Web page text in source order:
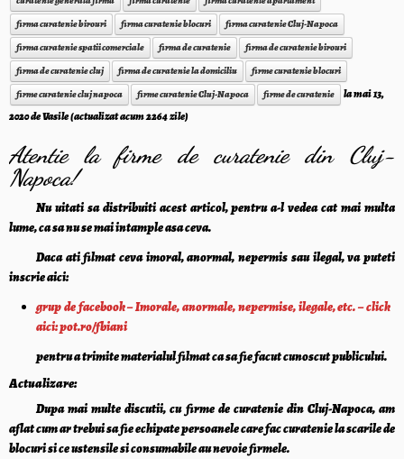
firma curatenie birouri
firma curatenie blocuri
firma curatenie Cluj-Napoca
firma curatenie spatii comerciale
firma de curatenie
firma de curatenie birouri
firma de curatenie cluj
firma de curatenie la domiciliu
firme curatenie blocuri
firme curatenie cluj napoca
firme curatenie Cluj-Napoca firme de curatenie lamai 13,
2020deVasile(actualizat acum 2264 zile)
Atentie la firme de curatenie din Cluj-
Napoca!
Nu uitati sa distribuiti acest articol, pentru a-l vedea cat mai multa
lume, ca sa nu se mai intample asa ceva.
Daca ati filmat ceva imoral, anormal, nepermis sau ilegal, va puteti
inscrie aici:
grup de facebook – Imorale, anormale, nepermise, ilegale, etc. – click
aici: pot.ro/fbiani
pentru a trimite materialul filmat ca sa fie facut cunoscut publicului.
Actualizare:
Dupa mai multe discutii, cu firme de curatenie din Cluj-Napoca, am
aflat cum ar trebui sa fie echipate persoanele care fac curatenie la scarile de
blocuri si ce ustensile si consumabile au nevoie firmele.